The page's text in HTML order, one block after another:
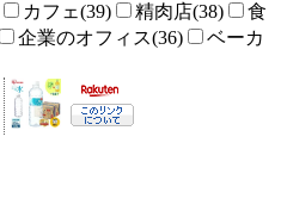
カフェ(39) 精肉店(38)
食
企業のオフィス(36)
ベーカ